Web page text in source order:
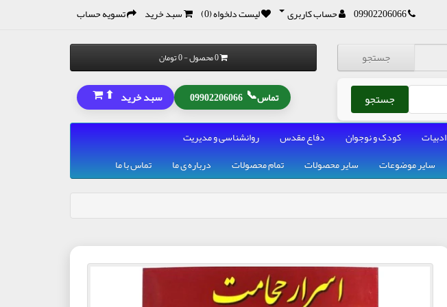
09902206066 حساب کاربری لیست دلخواه (0) سبد خرید تسویه حساب
جستجو
جستجو
0 محصول - 0 تومان
تماس📞
09902206066 سبد خرید ⬆
ادبیات کودک و نوجوان دفاع مقدس
روانشناسی و مدیریت
سایر موضوعات سایر محصولات تمام محصولات درباره ی ما تماس با ما